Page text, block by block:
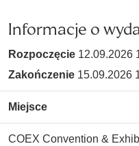
Informacje o
Rozpoczęcie 12.09.2026
Zakończenie 15.09.2026
Miejsce
COEX Convention &